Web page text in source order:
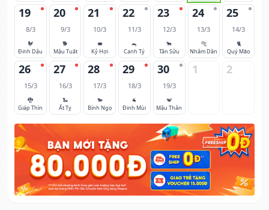
19
8/3
🐓
Đinh Dậu
20
9/3
🐕
Mậu Tuất
21
10/3
🐖
Kỷ Hợi
22
11/3
🐀
Canh Tý
23
12/3
🐂
Tân Sửu
24
13/3
🐅
Nhâm Dần
25
14/3
🐈
Quý Mão
26
15/3
🐉
Giáp Thìn
27
16/3
🐍
Ất Tỵ
28
17/3
🐎
Bính Ngọ
29
18/3
🐐
Đinh Mùi
30
19/3
🐒
Mậu Thân
1 2